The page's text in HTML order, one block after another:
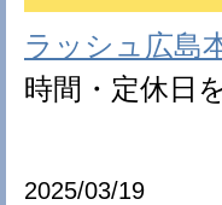
ラッシュ広島
時間・定休日
2025/03/19